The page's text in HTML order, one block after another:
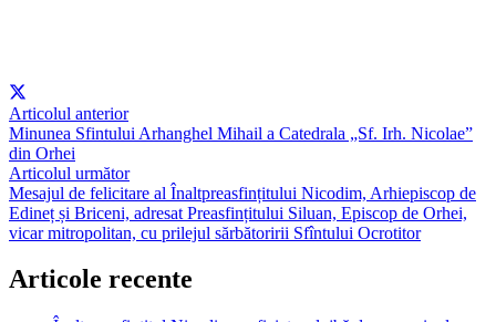
Articolul anterior
Minunea Sfintului Arhanghel Mihail a Catedrala „Sf. Irh. Nicolae”
din Orhei
Articolul următor
Mesajul de felicitare al Înaltpreasfințitului Nicodim, Arhiepiscop de
Edineț și Briceni, adresat Preasfințitului Siluan, Episcop de Orhei,
vicar mitropolitan, cu prilejul sărbătoririi Sfîntului Ocrotitor
Articole recente